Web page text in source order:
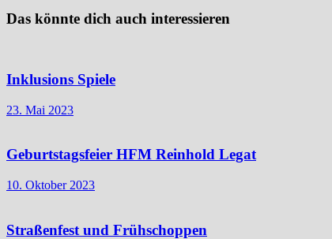
Das könnte dich auch interessieren
Inklusions Spiele
23. Mai 2023
Geburtstagsfeier HFM Reinhold Legat
10. Oktober 2023
Straßenfest und Frühschoppen